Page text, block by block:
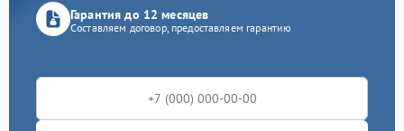
Гарантия до 12 месяцев
Составляем договор, предоставляем гарантию